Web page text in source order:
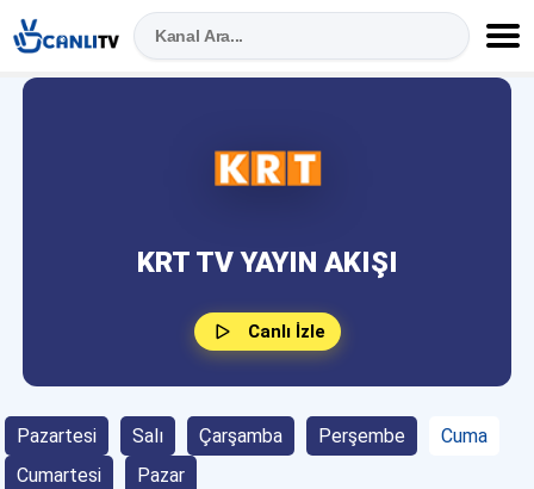
KRT TV YAYIN AKIŞI
Canlı İzle
Pazartesi Salı Çarşamba Perşembe
Cuma
Cumartesi
Pazar